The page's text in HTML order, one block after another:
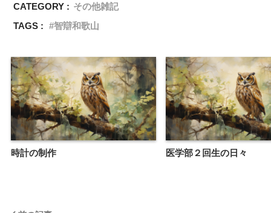
CATEGORY : その他雑記
TAGS :
智辯和歌山
時計の制作 医学部２回生の日々